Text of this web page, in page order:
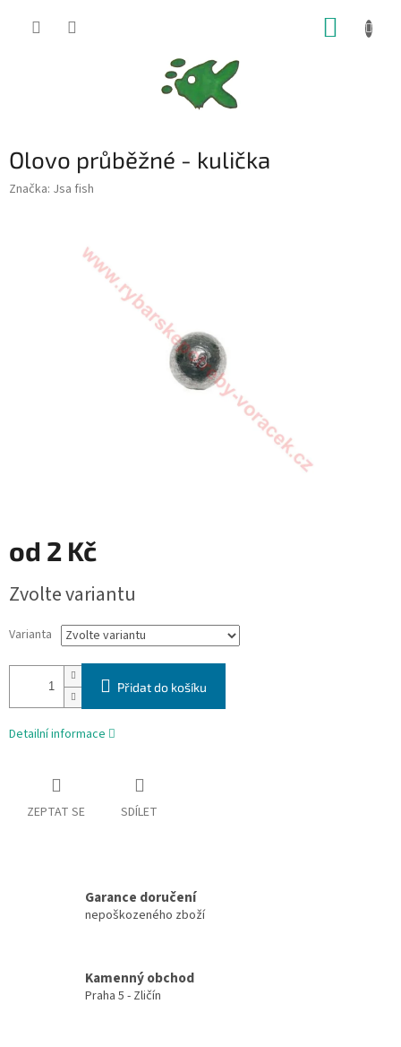
Olovo průběžné - kulička
Značka: Jsa fish
od 2 Kč
cena:
Zvolte variantu
Varianta
Přidat do košíku
Detailní informace
ZEPTAT SE SDÍLET
Garance doručení
nepoškozeného zboží
Kamenný obchod
Praha 5 - Zličín